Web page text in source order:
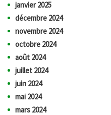
janvier 2025
décembre 2024
novembre 2024
octobre 2024
août 2024
juillet 2024
juin 2024
mai 2024
mars 2024